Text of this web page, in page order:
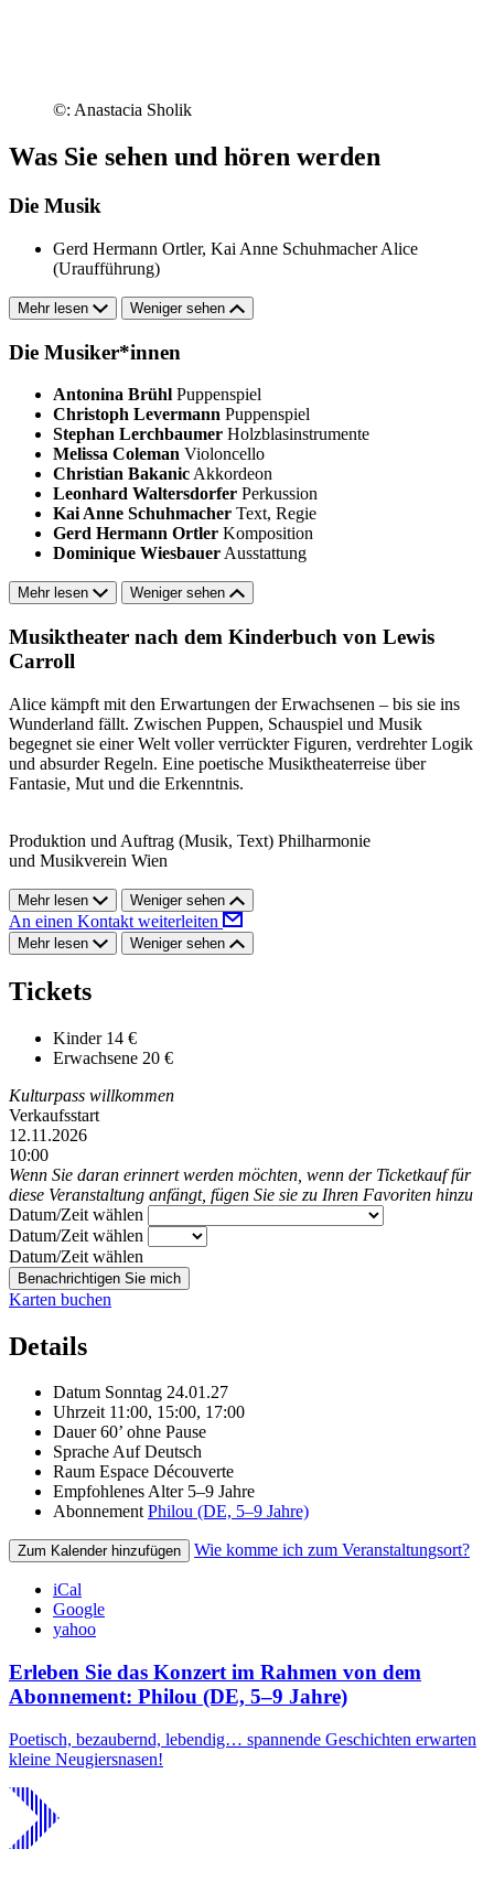
©: Anastacia Sholik
Was Sie sehen und hören werden
Die Musik
Gerd Hermann Ortler, Kai Anne Schuhmacher Alice
(Uraufführung)
Mehr lesen Weniger sehen
Die Musiker*innen
Antonina Brühl Puppenspiel
Christoph Levermann Puppenspiel
Stephan Lerchbaumer Holzblasinstrumente
Melissa Coleman Violoncello
Christian Bakanic Akkordeon
Leonhard Waltersdorfer Perkussion
Kai Anne Schuhmacher Text, Regie
Gerd Hermann Ortler Komposition
Dominique Wiesbauer Ausstattung
Mehr lesen Weniger sehen
Musiktheater nach dem Kinderbuch von Lewis
Carroll
Alice kämpft mit den Erwartungen der Erwachsenen – bis sie ins
Wunderland fällt. Zwischen Puppen, Schauspiel und Musik
begegnet sie einer Welt voller verrückter Figuren, verdrehter Logik
und absurder Regeln. Eine poetische Musiktheaterreise über
Fantasie, Mut und die Erkenntnis.
Produktion und Auftrag (Musik, Text) Philharmonie
und Musikverein Wien
Mehr lesen Weniger sehen
An einen Kontakt weiterleiten
Mehr lesen Weniger sehen
Tickets
Kinder 14 €
Erwachsene 20 €
Kulturpass willkommen
Verkaufsstart
12.11.2026
10:00
Wenn Sie daran erinnert werden möchten, wenn der Ticketkauf für
diese Veranstaltung anfängt, fügen Sie sie zu Ihren Favoriten hinzu
Datum/Zeit wählen
Datum/Zeit wählen
Datum/Zeit wählen
Benachrichtigen Sie mich
Karten buchen
Details
Datum Sonntag 24.01.27
Uhrzeit 11:00, 15:00, 17:00
Dauer 60’ ohne Pause
SpracheAuf Deutsch
Raum Espace Découverte
Empfohlenes Alter 5–9 Jahre
Abonnement Philou (DE, 5–9 Jahre)
Zum Kalender hinzufügen Wie komme ich zum Veranstaltungsort?
iCal
Google
yahoo
Erleben Sie das Konzert im Rahmen von dem
Abonnement: Philou (DE, 5–9 Jahre)
Poetisch, bezaubernd, lebendig… spannende Geschichten erwarten
kleine Neugiersnasen!